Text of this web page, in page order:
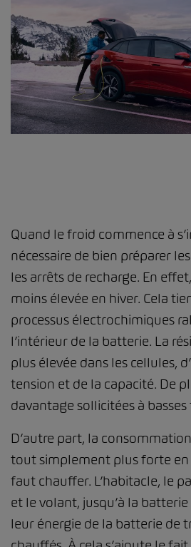
Quand le froid commence à
nécessaire de bien préparer
les arrêts de recharge. En
moins élevée en hiver. Cela
processus électrochimiques
l’intérieur de la batterie. La
plus élevée dans les cellules,
tension et de la capacité. De
davantage sollicitées à
D’autre part, la
tout simplement plus forte en
faut chauffer. L’habitacle, le
et le volant, jusqu’à la
leur énergie de la batterie de